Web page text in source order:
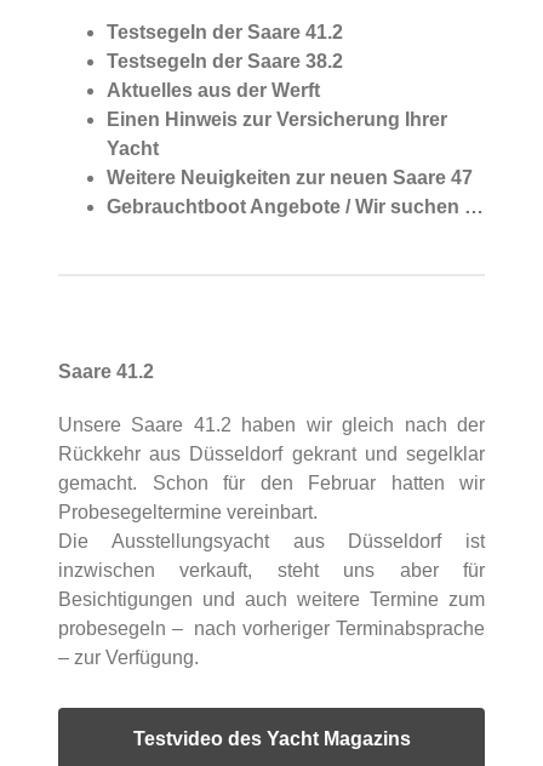
Testsegeln der Saare 41.2
Testsegeln der Saare 38.2
Aktuelles aus der Werft
Einen Hinweis zur Versicherung Ihrer
Yacht
Weitere Neuigkeiten zur neuen Saare 47
Gebrauchtboot Angebote / Wir suchen …
Saare 41.2
Unsere Saare 41.2 haben wir gleich nach der
Rückkehr aus Düsseldorf gekrant und segelklar
gemacht. Schon für den Februar hatten wir
Probesegeltermine vereinbart.
Die Ausstellungsyacht aus Düsseldorf ist
inzwischen verkauft, steht uns aber für
Besichtigungen und auch weitere Termine zum
probesegeln – nach vorheriger Terminabsprache
– zur Verfügung.
Testvideo des Yacht Magazins